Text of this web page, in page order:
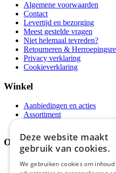
Algemene voorwaarden
Contact
Levertijd en bezorging
Meest gestelde vragen
Niet helemaal tevreden?
Retourneren &
Privacy verklaring
Cookieverklaring
Winkel
Aanbiedingen en acties
Assortiment
Over ons
Wie zijn wij?
Recepten
Deze website maakt
gebruik van cookies.
We gebruiken cookies om inhoud